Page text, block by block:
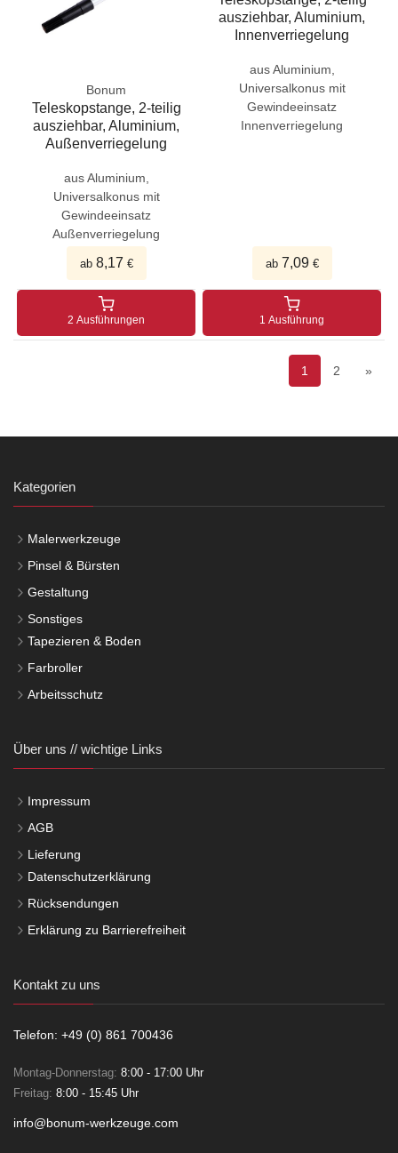
Bonum
Teleskopstange, 2-teilig
ausziehbar, Aluminium,
Außenverriegelung
aus Aluminium,
Universalkonus mit
Gewindeeinsatz
Außenverriegelung
ab 8,17 €
2 Ausführungen
ausziehbar, Aluminium,
Innenverriegelung
aus Aluminium,
Universalkonus mit
Gewindeeinsatz
Innenverriegelung
ab 7,09€
1 Ausführung
1 2 »
Kategorien
Malerwerkzeuge
Pinsel & Bürsten
Gestaltung
Sonstiges
Tapezieren & Boden
Farbroller
Arbeitsschutz
Über uns // wichtige Links
Impressum
AGB
Lieferung
Datenschutzerklärung
Rücksendungen
Erklärung zu Barrierefreiheit
Kontakt zu uns
Telefon: +49 (0) 861 700436
Montag-Donnerstag: 8:00 - 17:00 Uhr
Freitag: 8:00 - 15:45 Uhr
info@bonum-werkzeuge.com